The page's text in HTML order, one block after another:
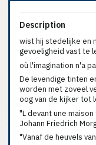
Description
wist hij stedelijke en
gevoeligheid vast te
où l'imagination n'a
De levendige tinten
worden met zoveel
oog van de kijker tot
"L devant une
Johann Friedrich
"Vanaf de heuvels